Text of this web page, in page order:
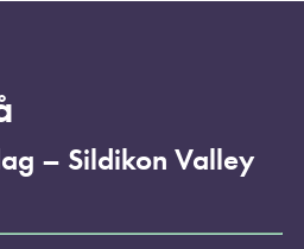
– Sildikon Valley